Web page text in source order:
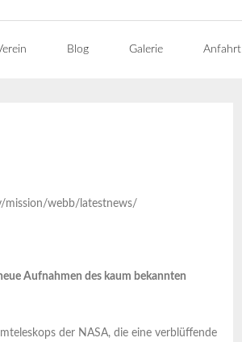
Blog Galerie Anfahrt
mission/webb/latestnews/
Aufnahmen des kaum bekannten
der NASA, die eine verblüffende